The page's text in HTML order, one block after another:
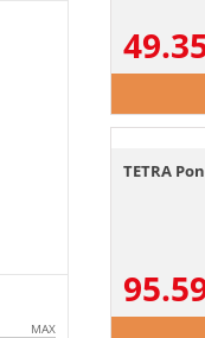
MAX
TETRA